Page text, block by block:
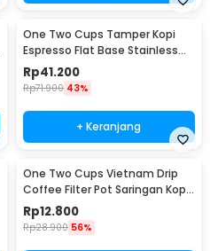
One Two Cups Tamper Kopi
Espresso Flat Base Stainless
Steel 51mm - SS51
Rp41.200
Rp71.900 43%
+ Keranjang
One Two Cups Vietnam Drip
Coffee Filter Pot Saringan Kopi
124ml 7Q - LC1
Rp12.800
Rp28.900 56%